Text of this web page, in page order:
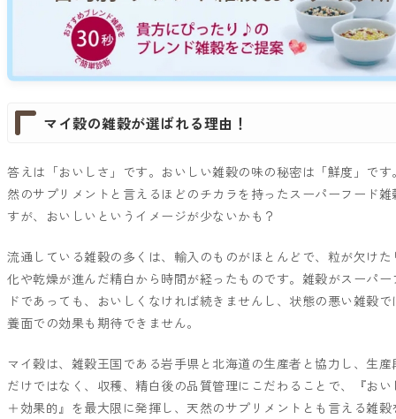
マイ穀の雑穀が選ばれる理由！
答えは「おいしさ」です。おいしい雑穀の味の秘密は「鮮度」です
然のサプリメントと言えるほどのチカラを持ったスーパーフード雑
すが、おいしいというイメージが少ないかも？
流通している雑穀の多くは、輸入のものがほとんどで、粒が欠けた
化や乾燥が進んだ精白から時間が経ったものです。雑穀がスーパー
ドであっても、おいしくなければ続きませんし、状態の悪い雑穀で
養面での効果も期待できません。
マイ穀は、雑穀王国である岩手県と北海道の生産者と協力し、生産
だけではなく、収穫、精白後の品質管理にこだわることで、『おい
＋効果的』を最大限に発揮し、天然のサプリメントとも言える雑穀